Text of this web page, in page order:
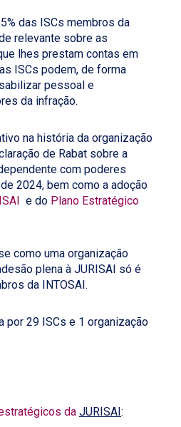
das ISCs membros da
relevante sobre as
lhes prestam contas em
ISCs podem, de forma
pessoal e
da infração.
na história da organização
de Rabat sobre a
com poderes
2024, bem como a adoção
e do Plano Estratégico
como uma organização
plena à JURISAI só é
da INTOSAI.
por 29 ISCs e 1 organização
da JURISAI :